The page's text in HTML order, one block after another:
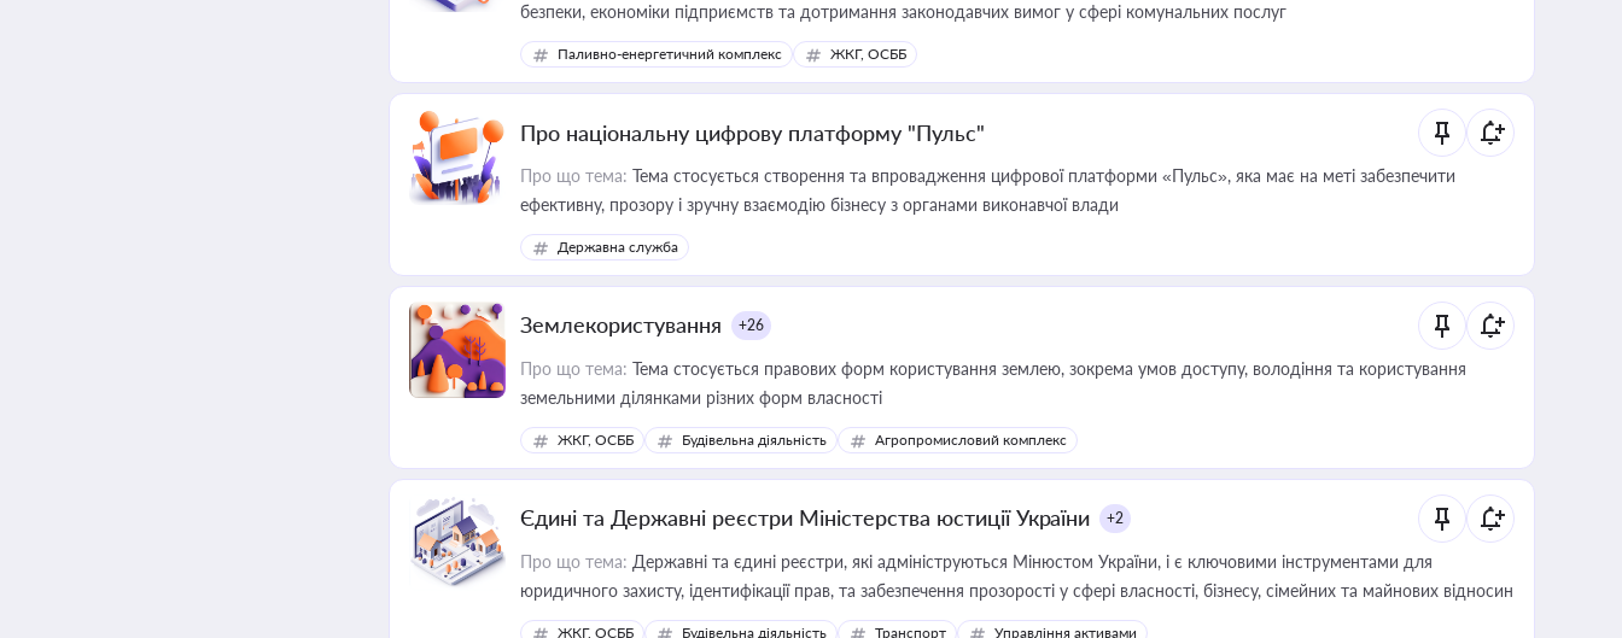
безпеки, економіки підприємств та дотримання законодавчих вимог у сфері комунальних послуг
Паливно-енергетичний комплекс ЖКГ, ОСББ
Про національну цифрову платформу "Пульс"
Про що тема: Тема стосується створення та впровадження цифрової платформи «Пульс», яка має на меті забезпечити
ефективну, прозору і зручну взаємодію бізнесу з органами виконавчої влади
Державна служба
Землекористування +26
Про що тема: Тема стосується правових форм користування землею, зокрема умов доступу, володіння та користування
земельними ділянками різних форм власності
ЖКГ, ОСББ Будівельна діяльність Агропромисловий комплекс
Єдині та Державні реєстри Міністерства юстиції України +2
Про що тема: Державні та єдині реєстри, які адмініструються Мінюстом України, і є ключовими інструментами для
юридичного захисту, ідентифікації прав, та забезпечення прозорості у сфері власності, бізнесу, сімейних та майнових відносин
ЖКГ, ОСББ Будівельна діяльність Транспорт Управління активами